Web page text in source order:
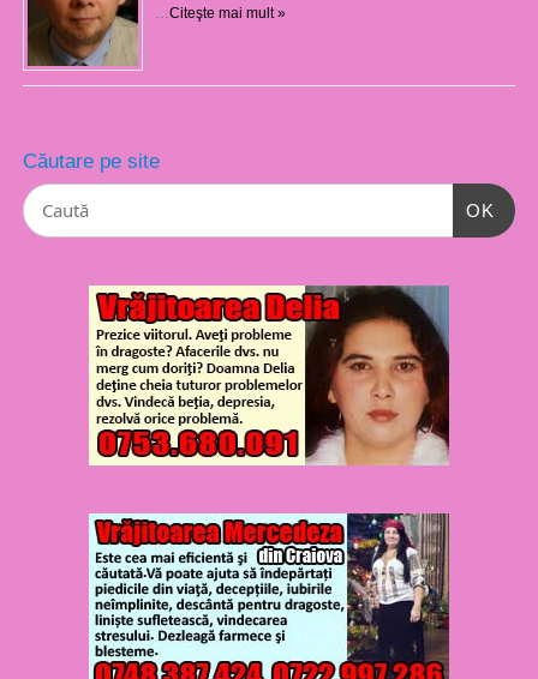
Citeşte mai mult »
Căutare pe site
OK